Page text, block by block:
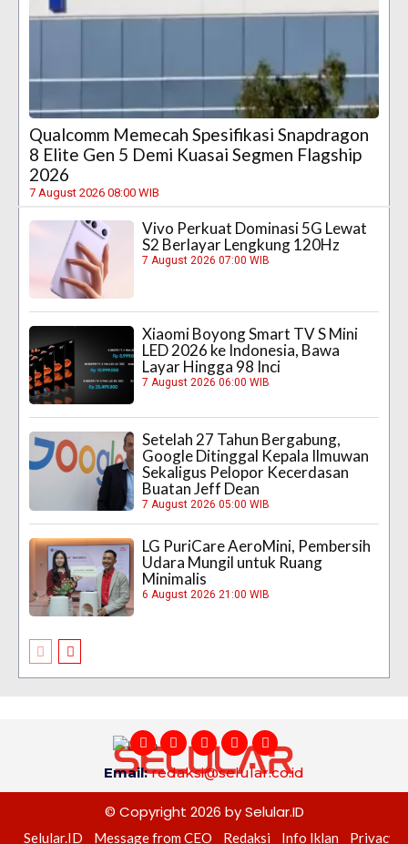
Qualcomm Memecah Spesifikasi Snapdragon
8 Elite Gen 5 Demi Kuasai Segmen Flagship
2026
7 August 2026 08:00 WIB
Vivo Perkuat Dominasi 5G Lewat
S2 Berlayar Lengkung 120Hz
7 August 2026 07:00 WIB
Xiaomi Boyong Smart TV S Mini
LED 2026 ke Indonesia, Bawa
Layar Hingga 98 Inci
7 August 2026 06:00 WIB
Setelah 27 Tahun Bergabung,
Google Ditinggal Kepala Ilmuwan
Sekaligus Pelopor Kecerdasan
Buatan Jeff Dean
7 August 2026 05:00 WIB
LG PuriCare AeroMini, Pembersih
Udara Mungil untuk Ruang
Minimalis
6 August 2026 21:00 WIB
Email:redaksi@selular.co.id
© Copyright 2026 by Selular.ID
Selular.ID Message from CEO Redaksi Info Iklan Privacy